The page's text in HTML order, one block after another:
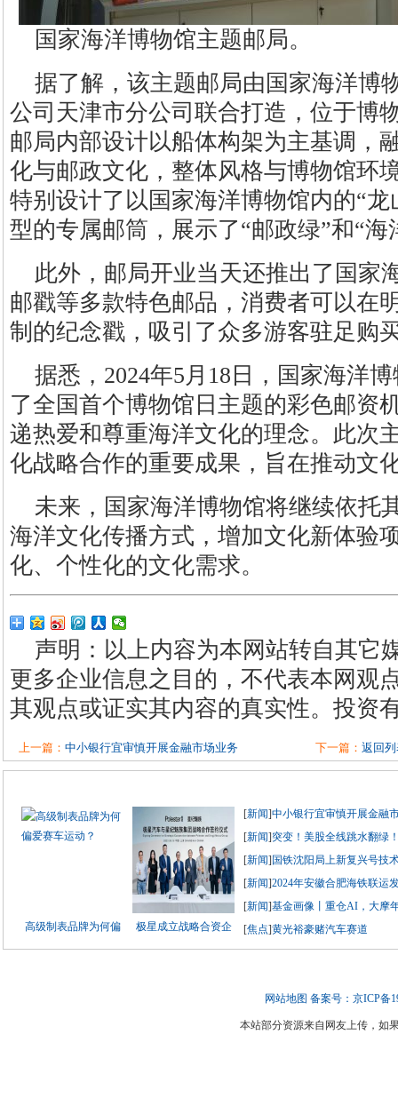
国家海洋博物馆主题邮局。
据了解，该主题邮局由国家海洋博
公司天津市分公司联合打造，位于博
邮局内部设计以船体构架为主基调，
化与邮政文化，整体风格与博物馆环
特别设计了以国家海洋博物馆内的“
型的专属邮筒，展示了“邮政绿”和“
此外，邮局开业当天还推出了国家
邮戳等多款特色邮品，消费者可以在
制的纪念戳，吸引了众多游客驻足购
据悉，2024年5月18日，国家海洋
了全国首个博物馆日主题的彩色邮资
递热爱和尊重海洋文化的理念。此次
化战略合作的重要成果，旨在推动文
未来，国家海洋博物馆将继续依托
海洋文化传播方式，增加文化新体验
化、个性化的文化需求。
声明：以上内容为本网站转自其它
更多企业信息之目的，不代表本网观
其观点或证实其内容的真实性。投资
上一篇： 中小银行宜审慎开展金融市场业务 下一篇： 返回
高级制表品牌为何偏 极星成立战略合资企
[新闻]中小银行宜审慎开展金融
[新闻]突变！美股全线跳水翻绿
[新闻] 国铁沈阳局上新复兴号技
[新闻]2024年安徽合肥海铁联运
[新闻]基金画像丨重仓AI，大摩
[焦点]黄光裕豪赌汽车赛道
网站地图 备案号：京ICP备
本站部分资源来自网友上传，如